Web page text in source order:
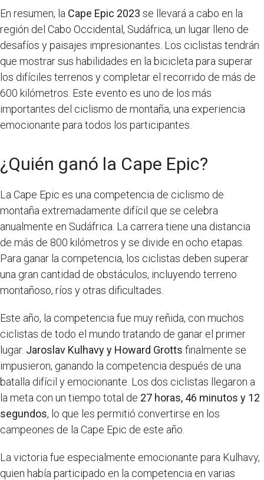
En resumen, la Cape Epic 2023 se llevará a cabo en la
región del Cabo Occidental, Sudáfrica, un lugar lleno de
desafíos y paisajes impresionantes. Los ciclistas tendrán
que mostrar sus habilidades en la bicicleta para superar
los difíciles terrenos y completar el recorrido de más de
600 kilómetros. Este evento es uno de los más
importantes del ciclismo de montaña, una experiencia
emocionante para todos los participantes.
¿Quién ganó la Cape Epic?
La Cape Epic es una competencia de ciclismo de
montaña extremadamente difícil que se celebra
anualmente en Sudáfrica. La carrera tiene una distancia
de más de 800 kilómetros y se divide en ocho etapas.
Para ganar la competencia, los ciclistas deben superar
una gran cantidad de obstáculos, incluyendo terreno
montañoso, ríos y otras dificultades.
Este año, la competencia fue muy reñida, con muchos
ciclistas de todo el mundo tratando de ganar el primer
lugar. Jaroslav Kulhavy y Howard Grotts finalmente se
impusieron, ganando la competencia después de una
batalla difícil y emocionante. Los dos ciclistas llegaron a
la meta con un tiempo total de 27 horas, 46 minutos y 12
segundos, lo que les permitió convertirse en los
campeones de la Cape Epic de este año.
La victoria fue especialmente emocionante para Kulhavy,
quien había participado en la competencia en varias